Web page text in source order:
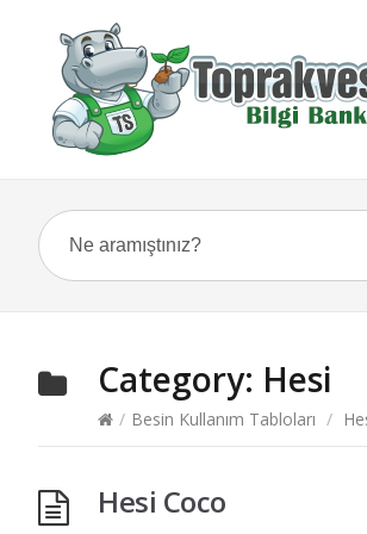
Category: Hesi
/ Besin Kullanım Tabloları /
Hesi Coco